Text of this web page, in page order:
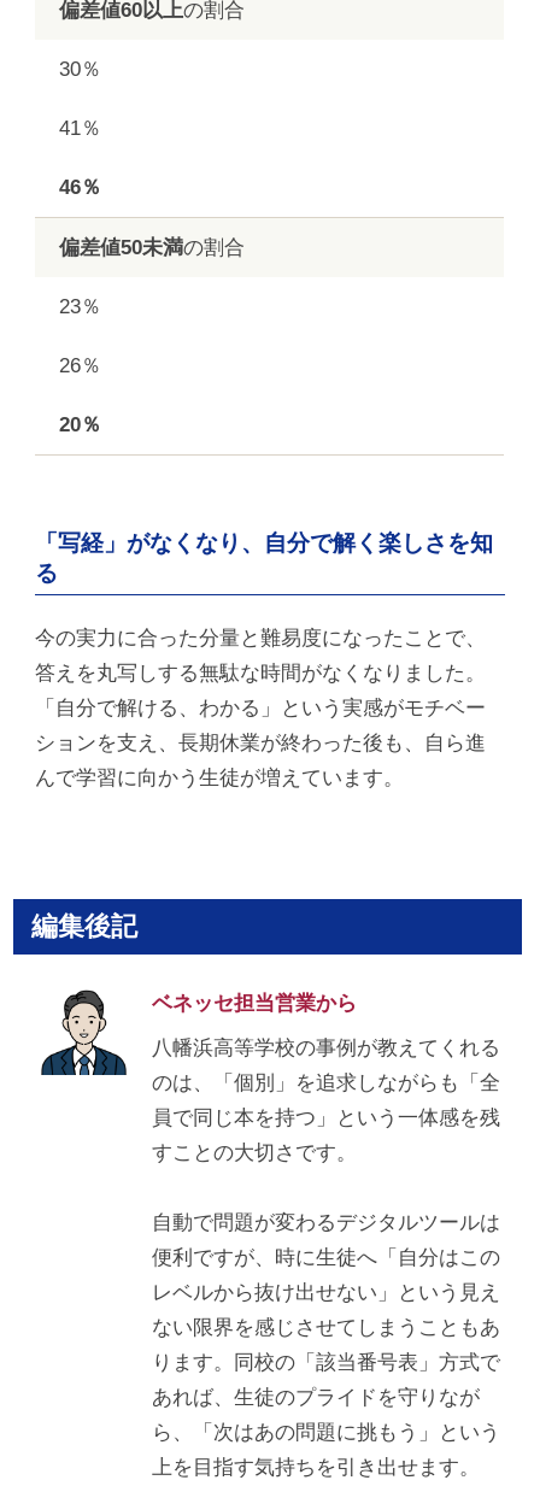
偏差値60以上の割合
30％
41％
46％
偏差値50未満の割合
23％
26％
20％
「写経」がなくなり、自分で解く楽しさを知
る
今の実力に合った分量と難易度になったことで、
答えを丸写しする無駄な時間がなくなりました。
「自分で解ける、わかる」という実感がモチベー
ションを支え、長期休業が終わった後も、自ら進
んで学習に向かう生徒が増えています。
編集後記
ベネッセ担当営業から
八幡浜高等学校の事例が教えてくれる
のは、「個別」を追求しながらも「全
員で同じ本を持つ」という一体感を残
すことの大切さです。
自動で問題が変わるデジタルツールは
便利ですが、時に生徒へ「自分はこの
レベルから抜け出せない」という見え
ない限界を感じさせてしまうこともあ
ります。同校の「該当番号表」方式で
あれば、生徒のプライドを守りなが
ら、「次はあの問題に挑もう」という
上を目指す気持ちを引き出せます。